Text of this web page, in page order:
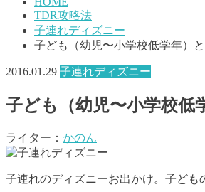
TDR攻略法
子連れディズニー
子ども（幼児〜小学校低学年）
2016.01.29 子連れディズニー
子ども（幼児〜小学校
ライター： かのん
子連れのディズニーお出かけ。子ども